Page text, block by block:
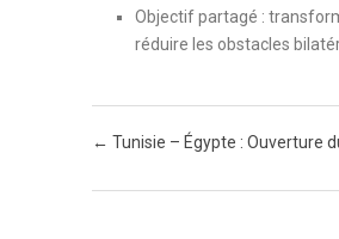
Objectif partagé :
réduire les obstacles
Post navigation
← Tunisie – Égypte : Ouverture